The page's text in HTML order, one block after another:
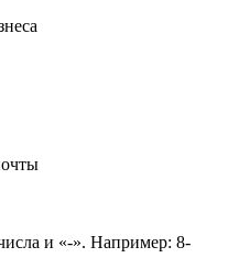
и «-». Например: 8-